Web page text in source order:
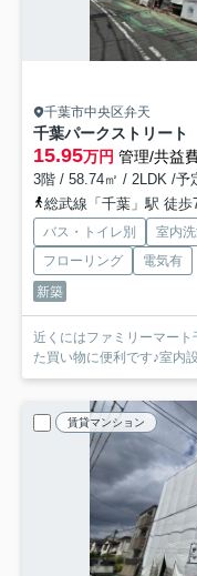
千葉市中央区弁天
千葉パークストリート
15.95万円 管理/共益
3階 / 58.74㎡ / 2LDK /予
総武線「千葉」駅 徒歩
バス・トイレ別 室内
フローリング
電気有
新築
近くにはファミリーマー
た買い物に便利です♪室内
賃貸マンション